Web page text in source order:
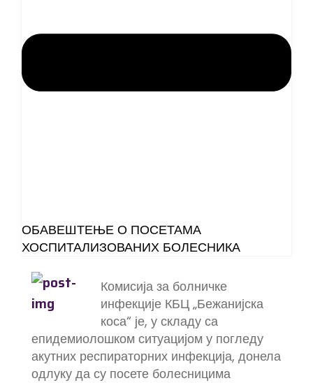
ОБАВЕШТЕЊЕ О ПОСЕТАМА
ХОСПИТАЛИЗОВАНИХ БОЛЕСНИКА
Комисија за болничке
инфекције КБЦ „Бежанијска
коса“ је, у складу са
епидемиолошком ситуацијом у погледу
акутних респираторних инфекција, донела
одлуку да су посете болесницима